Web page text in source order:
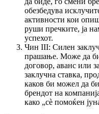
обезбедува
активности кои
руши пречките, ја
успехот.
Чин III: Силен
прашање. Може да
договор, аванс или
заклучна ставка,
каков би можел да
брендот на
како „сѐ помоќен